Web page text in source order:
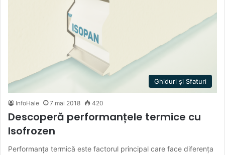
Ghiduri și Sfaturi
InfoHale 7 mai 2018 420
Descoperă performanțele termice cu
Isofrozen
Performanța termică este factorul principal care face diferența